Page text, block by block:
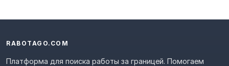
RABOTAGO.COM
Платформа для поиска работы за границей. Помогаем